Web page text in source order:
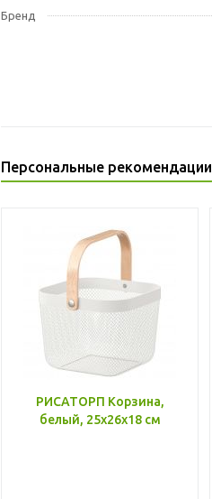
Бренд
Персональные рекомендации
РИСАТОРП Корзина,
белый, 25x26x18 см